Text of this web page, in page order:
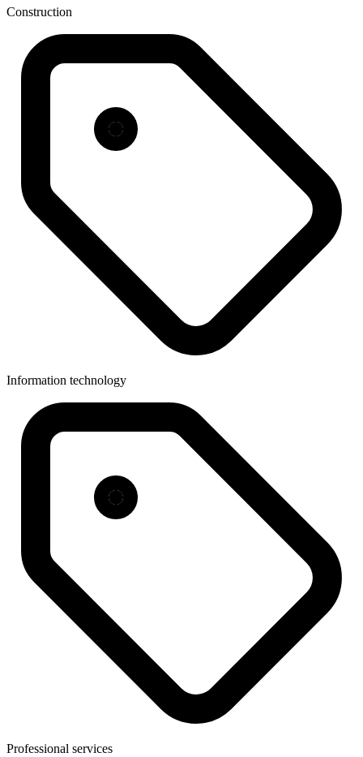
Construction
Information technology
Professional services